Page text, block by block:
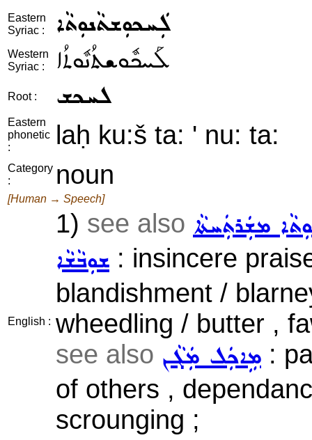
Eastern
Syriac :
ܠܲܚܟܘܼܫܬܵܢܘܼܬܵܐ
Western
Syriac :
ܠܰܚܟܽܘܫܬܳܢܽܘܬܳܐ
Root : ܠܚܟܫ
Eastern
phonetic
:
laḥ ku:š ta: ' nu: ta:
Category
:
noun
[Human → Speech]
English :
1) see also ܡܫܲܪܬܲܚܬܵܐ
ܫܘܼܒܵܫܵܐ : insincere
blandishment /
wheedling / butter ,
see also ܡܹܐܟܲܠ ܡܲܓܵܢ :
of others ,
scrounging ;